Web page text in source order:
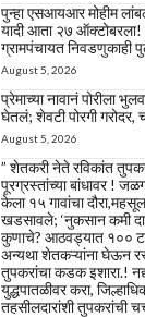
पुन्हा एसआयआर मोहीम
यादी आता २७ ऑक्टोबरला!
ग्रामपंचायत निवडणुकाही
August 5, 2026
प्रेमाच्या नावानं पोरीला
घेतलं; शेवटी पोरगी
August 5, 2026
” शेतकरी नेते रविकांत
पूरग्रस्तांच्या बांधावर !
केला १५ गावांचा
खडसावले; ‘नुकसान कमी
कुणाचे? आठवड्यात १००
अन्यथा शेतकऱ्यांना घेऊन
तुपकरांचा कडक इशारा.!
युद्धपातळीवर करा,
तहसीलदारांशी तुपकरांची